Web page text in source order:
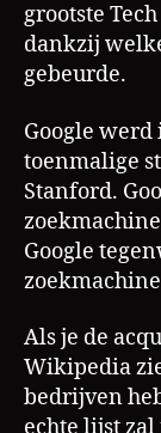
grootste
dankzij
gebeurde.
Google werd
toenmalige
Stanford.
Google
Als je de
Wikipedia
bedrijven